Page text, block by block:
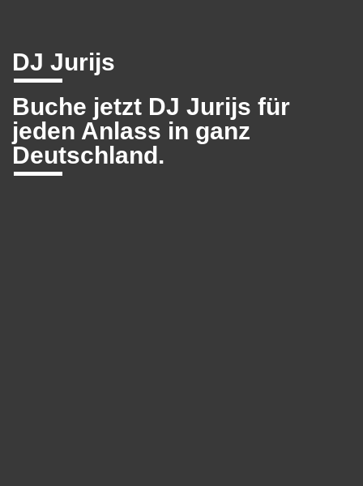
DJ Jurijs
Buche jetzt DJ Jurijs für
jeden Anlass in ganz
Deutschland.